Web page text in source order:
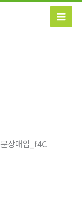
상매입_f4C